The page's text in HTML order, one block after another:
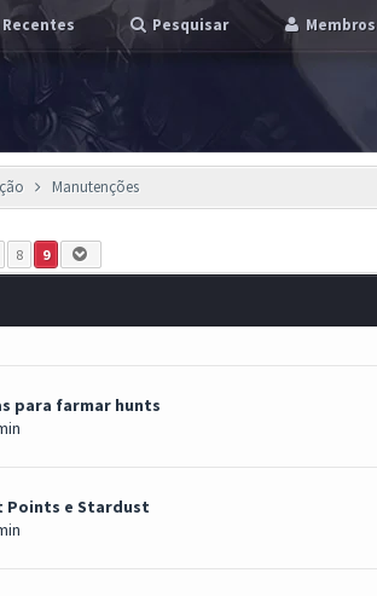
Recentes Pesquisar Membros
Manutenções
8 9
para farmar hunts
- 0 de 5 em média
1 23 45
Points e Stardust
- 0 de 5 em média
123 45